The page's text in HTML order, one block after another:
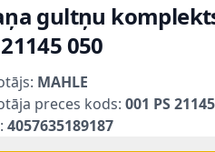
gultņu
21145 050
MAHLE
preces kods: 001 PS
4057635189187